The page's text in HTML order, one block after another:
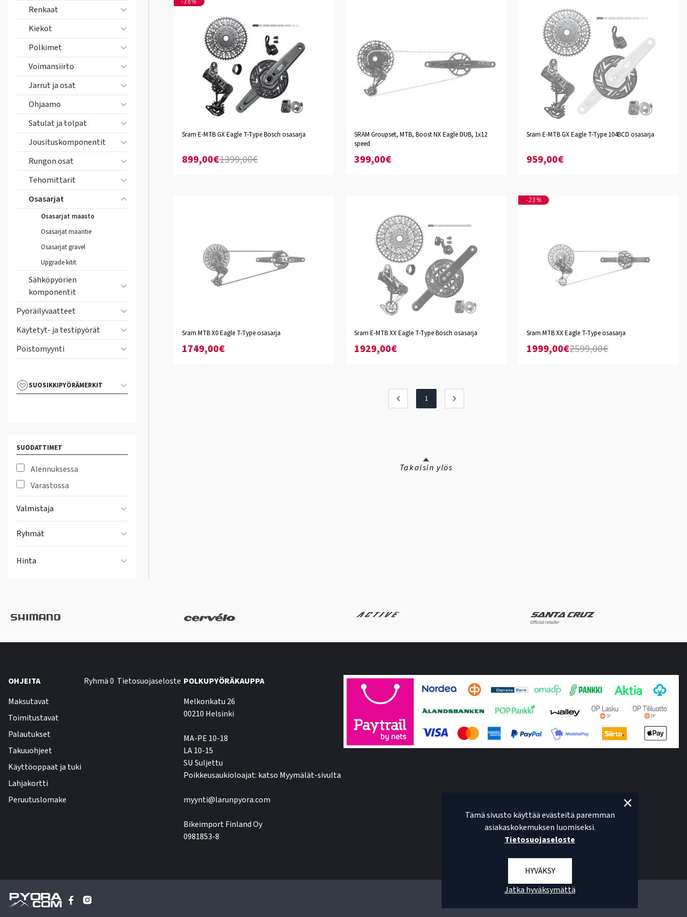
Renkaat
Kiekot
Polkimet
Voimansiirto
Jarrut ja osat
Ohjaamo
Satulat ja tolpat
Jousituskomponentit
Rungon osat
Tehomittarit
Osasarjat
Osasarjat maasto
Osasarjat maantie
Osasarjat gravel
Upgrade kitit
Sähköpyörien
komponentit
Pyöräilyvaatteet
Käytetyt- ja testipyörät
Poistomyynti
SUOSIKKIPYÖRÄMERKIT
SUODATTIMET
Alennuksessa
Varastossa
Valmistaja
Ryhmät
Hinta
Sram E-MTB GX Eagle T-Type Bosch osasarja
899,00€1399,00€
SRAM Groupset, MTB, Boost NX Eagle DUB, 1x12
speed
399,00€
Sram E-MTB GX Eagle T-Type 104BCD osasarja
959,00€
165mm 170mm 175mm
Sram MTB X0 Eagle T-Type osasarja
1749,00€
Sram E-MTB XX Eagle T-Type Bosch osasarja
1929,00€
165mm 170mm 175mm
-23%
Sram MTB XX Eagle T-Type osasarja
1999,00€2599,00€
1
Takaisin ylös
OHJEITA
Maksutavat
Toimitustavat
Palautukset
Takuuohjeet
Käyttöoppaat ja tuki
Lahjakortti
Peruutuslomake
Ryhmä 0 Tietosuojaseloste POLKUPYÖRÄKAUPPA
Melkonkatu 26
00210 Helsinki
MA-PE 10-18
LA 10-15
SU Suljettu
Poikkeusaukioloajat: katso Myymälät-sivulta
myynti@larunpyora.com
Bikeimport Finland Oy
0981853-8
Tämä sivusto käyttää evästeitä paremman
asiakaskokemuksen luomiseksi.
Tietosuojaseloste
HYVÄKSY
Jatka hyväksymättä